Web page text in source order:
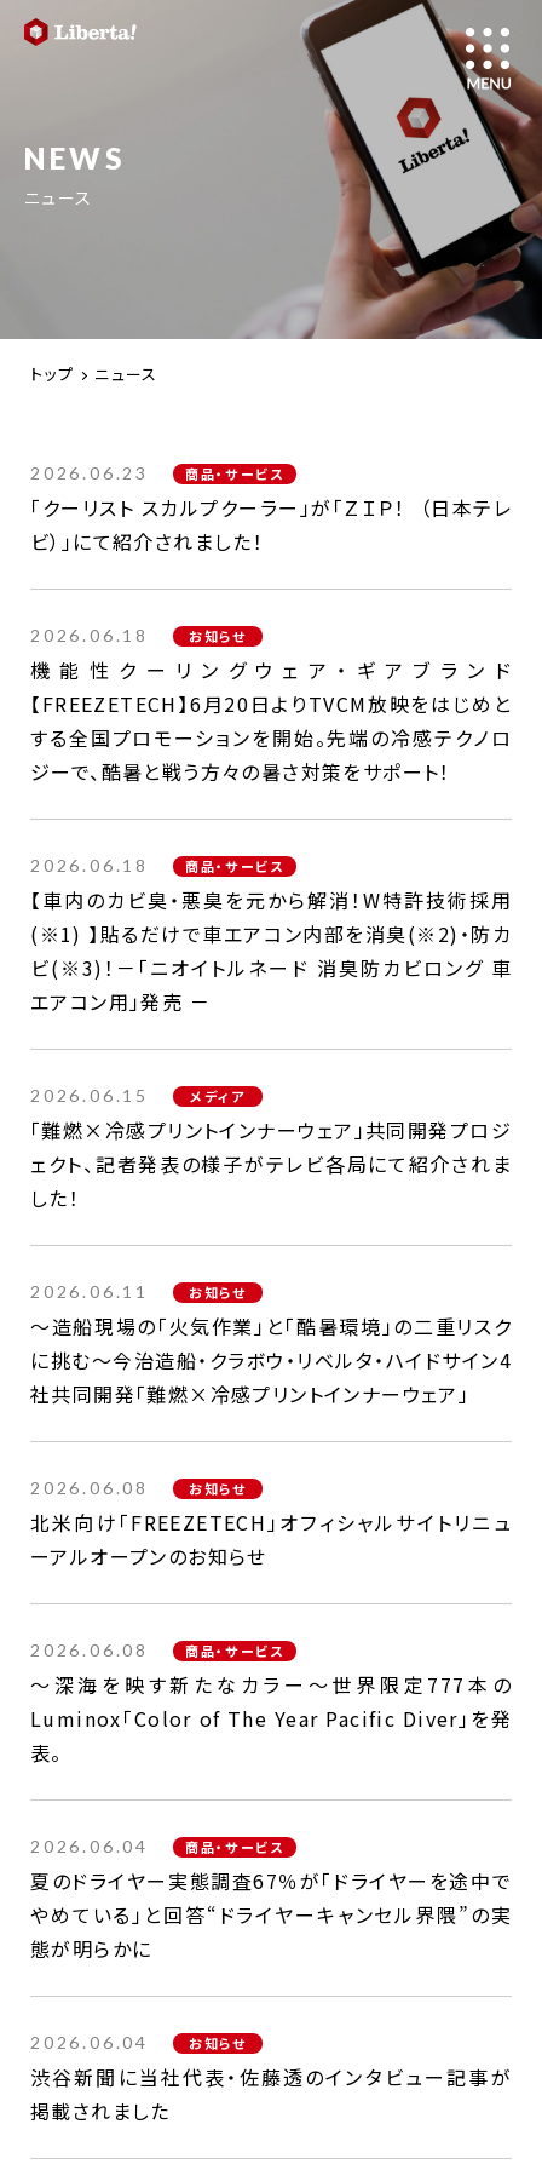
NEWS
ニュース
トップ ニュース
2026.06.23 商品・サービス
「クーリスト スカルプクーラー」が「ＺＩＰ！ （日本テレ
ビ）」にて紹介されました！
2026.06.18 お知らせ
機能性クーリングウェア・ギアブランド
【FREEZETECH】6月20日よりTVCM放映をはじめと
する全国プロモーションを開始。先端の冷感テクノロ
ジーで、酷暑と戦う方々の暑さ対策をサポート！
2026.06.18 商品・サービス
【車内のカビ臭・悪臭を元から解消！W特許技術採用
(※1) 】貼るだけで車エアコン内部を消臭(※2)・防カ
ビ(※3)！－「ニオイトルネード 消臭防カビロング 車
エアコン用」発売 －
2026.06.15 メディア
「難燃×冷感プリントインナーウェア」共同開発プロジ
ェクト、記者発表の様子がテレビ各局にて紹介されま
した！
2026.06.11 お知らせ
～造船現場の「火気作業」と「酷暑環境」の二重リスク
に挑む～今治造船・クラボウ・リベルタ・ハイドサイン4
社共同開発「難燃×冷感プリントインナーウェア」
2026.06.08 お知らせ
北米向け「FREEZETECH」オフィシャルサイトリニュ
ーアルオープンのお知らせ
2026.06.08 商品・サービス
～深海を映す新たなカラー～世界限定777本の
Luminox「Color of The Year Pacific Diver」を発
表。
2026.06.04 商品・サービス
夏のドライヤー実態調査67％が「ドライヤーを途中で
やめている」と回答“ドライヤーキャンセル界隈”の実
態が明らかに
2026.06.04 お知らせ
渋谷新聞に当社代表・佐藤透のインタビュー記事が
掲載されました